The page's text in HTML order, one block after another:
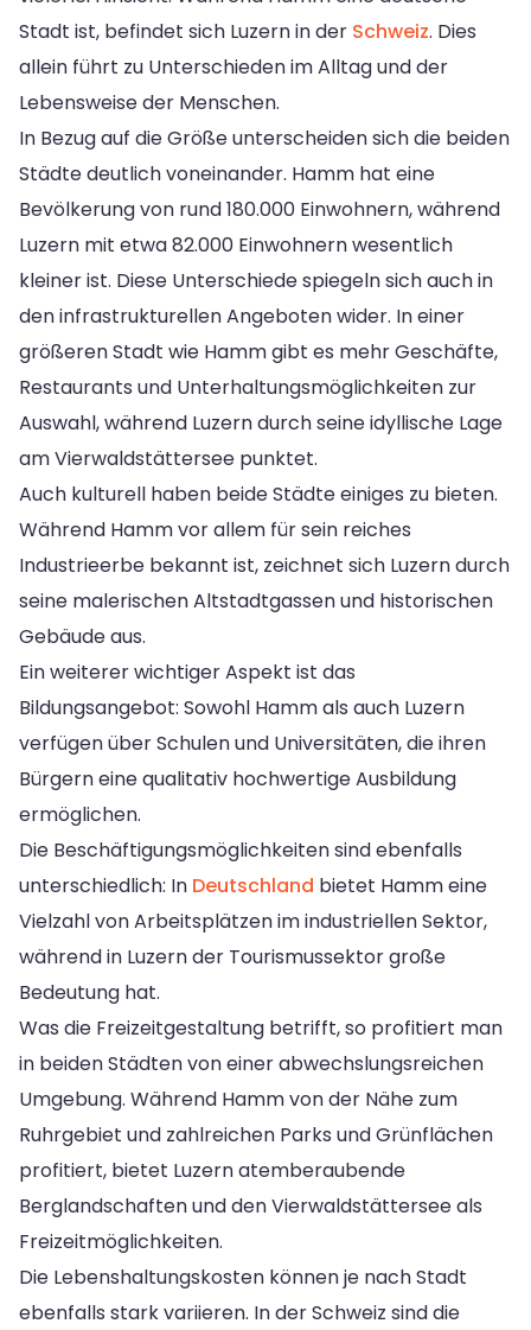
Stadt ist, befindet sich Luzern in der Schweiz. Dies
allein führt zu Unterschieden im Alltag und der
Lebensweise der Menschen.
In Bezug auf die Größe unterscheiden sich die beiden
Städte deutlich voneinander. Hamm hat eine
Bevölkerung von rund 180.000 Einwohnern, während
Luzern mit etwa 82.000 Einwohnern wesentlich
kleiner ist. Diese Unterschiede spiegeln sich auch in
den infrastrukturellen Angeboten wider. In einer
größeren Stadt wie Hamm gibt es mehr Geschäfte,
Restaurants und Unterhaltungsmöglichkeiten zur
Auswahl, während Luzern durch seine idyllische Lage
am Vierwaldstättersee punktet.
Auch kulturell haben beide Städte einiges zu bieten.
Während Hamm vor allem für sein reiches
Industrieerbe bekannt ist, zeichnet sich Luzern durch
seine malerischen Altstadtgassen und historischen
Gebäude aus.
Ein weiterer wichtiger Aspekt ist das
Bildungsangebot: Sowohl Hamm als auch Luzern
verfügen über Schulen und Universitäten, die ihren
Bürgern eine qualitativ hochwertige Ausbildung
ermöglichen.
Die Beschäftigungsmöglichkeiten sind ebenfalls
unterschiedlich: In Deutschland bietet Hamm eine
Vielzahl von Arbeitsplätzen im industriellen Sektor,
während in Luzern der Tourismussektor große
Bedeutung hat.
Was die Freizeitgestaltung betrifft, so profitiert man
in beiden Städten von einer abwechslungsreichen
Umgebung. Während Hamm von der Nähe zum
Ruhrgebiet und zahlreichen Parks und Grünflächen
profitiert, bietet Luzern atemberaubende
Berglandschaften und den Vierwaldstättersee als
Freizeitmöglichkeiten.
Die Lebenshaltungskosten können je nach Stadt
ebenfalls stark variieren. In der Schweiz sind die